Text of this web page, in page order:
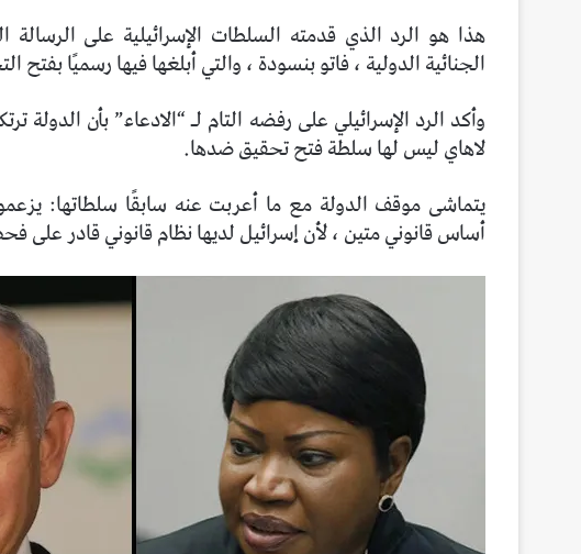
هذا هو الرد الذي قدمته السلطات الإسرائيلية على
الجنائية الدولية ، فاتو بنسودة ، والتي أبلغها فيها رسميًا
وأكد الرد الإسرائيلي على رفضه التام لـ “الادعاء” بأن
لاهاي ليس لها سلطة فتح تحقيق ضدها.
يتماشى موقف الدولة مع ما أعربت عنه سابقًا سلطاتها:
أساس قانوني متين ، لأن إسرائيل لديها نظام قانوني قادر على